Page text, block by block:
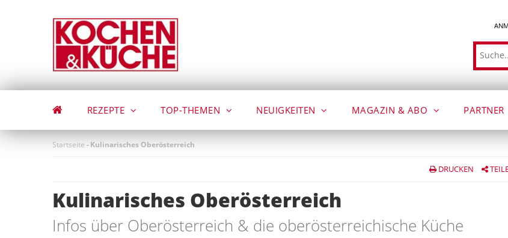
Suche
REZEPTE TOP-THEMEN NEUIGKEITEN MAGAZIN & ABO PARTNER
Startseite -Kulinarisches Oberösterreich
DRUCKEN
Kulinarisches Oberösterreich
Infos über Oberösterreich & die oberösterreichische Küche